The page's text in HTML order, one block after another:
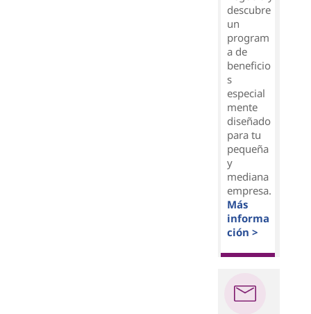
descubre
un
program
a de
beneficio
s
especial
mente
diseñado
para tu
pequeña
y
mediana
empresa.
Más
informa
ción >